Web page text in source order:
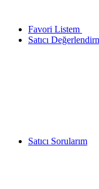
Favori Listem
Satıcı
Satıcı Sorularım